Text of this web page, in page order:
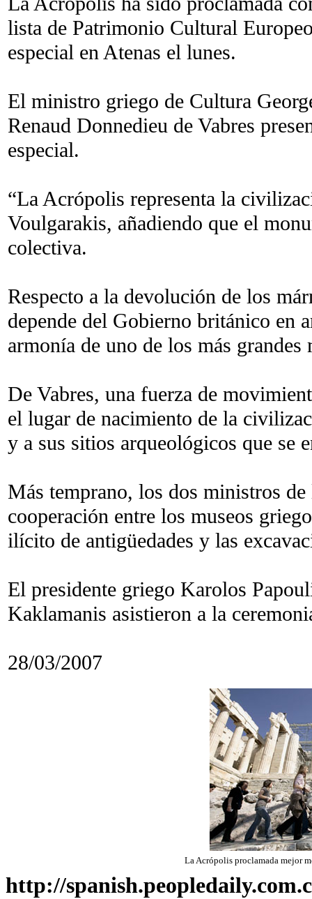
lista de Patrimonio Cultural
especial en Atenas el lunes.
El ministro griego de Cultura
Renaud Donnedieu de Vabres
especial.
“La Acrópolis representa la
Voulgarakis, añadiendo que el
colectiva.
Respecto a la devolución de los
depende del Gobierno británico en
armonía de uno de los más
De Vabres, una fuerza de
el lugar de nacimiento de la
y a sus sitios arqueológicos que se
Más temprano, los dos ministros
cooperación entre los museos
ilícito de antigüedades y las
El presidente griego Karolos
Kaklamanis asistieron a la
28/03/2007
La Acrópolis proclamada mejor
http://